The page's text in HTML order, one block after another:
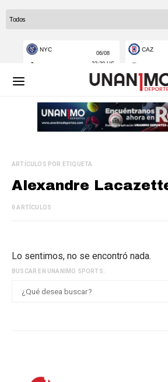
ARTÍCULOS POR ETIQUETA
Alexandre
0 ARTÍCULOS
Lo sentimos, no se encontró nada.
BUSCAR EN UNANIMO SPORTS: